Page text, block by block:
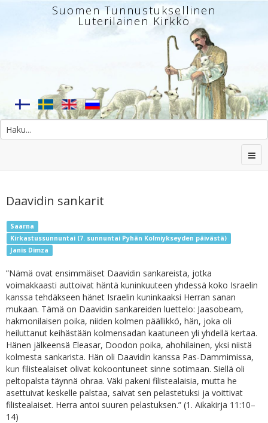
Suomen Tunnustuksellinen
Luterilainen Kirkko
Daavidin sankarit
Saarna
Kirkastussunnuntai (7. sunnuntai Pyhän Kolmiykseyden päivästä)
Janis Dimza
”Nämä ovat ensimmäiset Daavidin sankareista, jotka
voimakkaasti auttoivat häntä kuninkuuteen yhdessä koko Israelin
kanssa tehdäkseen hänet Israelin kuninkaaksi Herran sanan
mukaan. Tämä on Daavidin sankareiden luettelo: Jaasobeam,
hakmonilaisen poika, niiden kolmen päällikkö, hän, joka oli
heiluttanut keihästään kolmensadan kaatuneen yli yhdellä kertaa.
Hänen jälkeensä Eleasar, Doodon poika, ahohilainen, yksi niistä
kolmesta sankarista. Hän oli Daavidin kanssa Pas-Dammimissa,
kun filistealaiset olivat kokoontuneet sinne sotimaan. Siellä oli
peltopalsta täynnä ohraa. Väki pakeni filistealaisia, mutta he
asettuivat keskelle palstaa, saivat sen pelastetuksi ja voittivat
filistealaiset. Herra antoi suuren pelastuksen.” (1. Aikakirja 11:10–
14)